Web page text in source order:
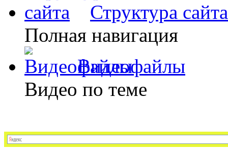
Структура сайта
Полная навигация
Видеофайлы
Видео по теме